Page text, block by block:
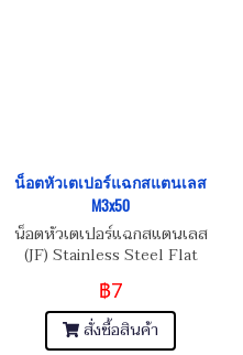
น็อตหัวเตเปอร์แฉกสแตนเลส
M3x50
น็อตหัวเตเปอร์แฉกสแตนเลส
(JF) Stainless Steel Flat
M3x0.5x50
฿7
สั่งซื้อสินค้า